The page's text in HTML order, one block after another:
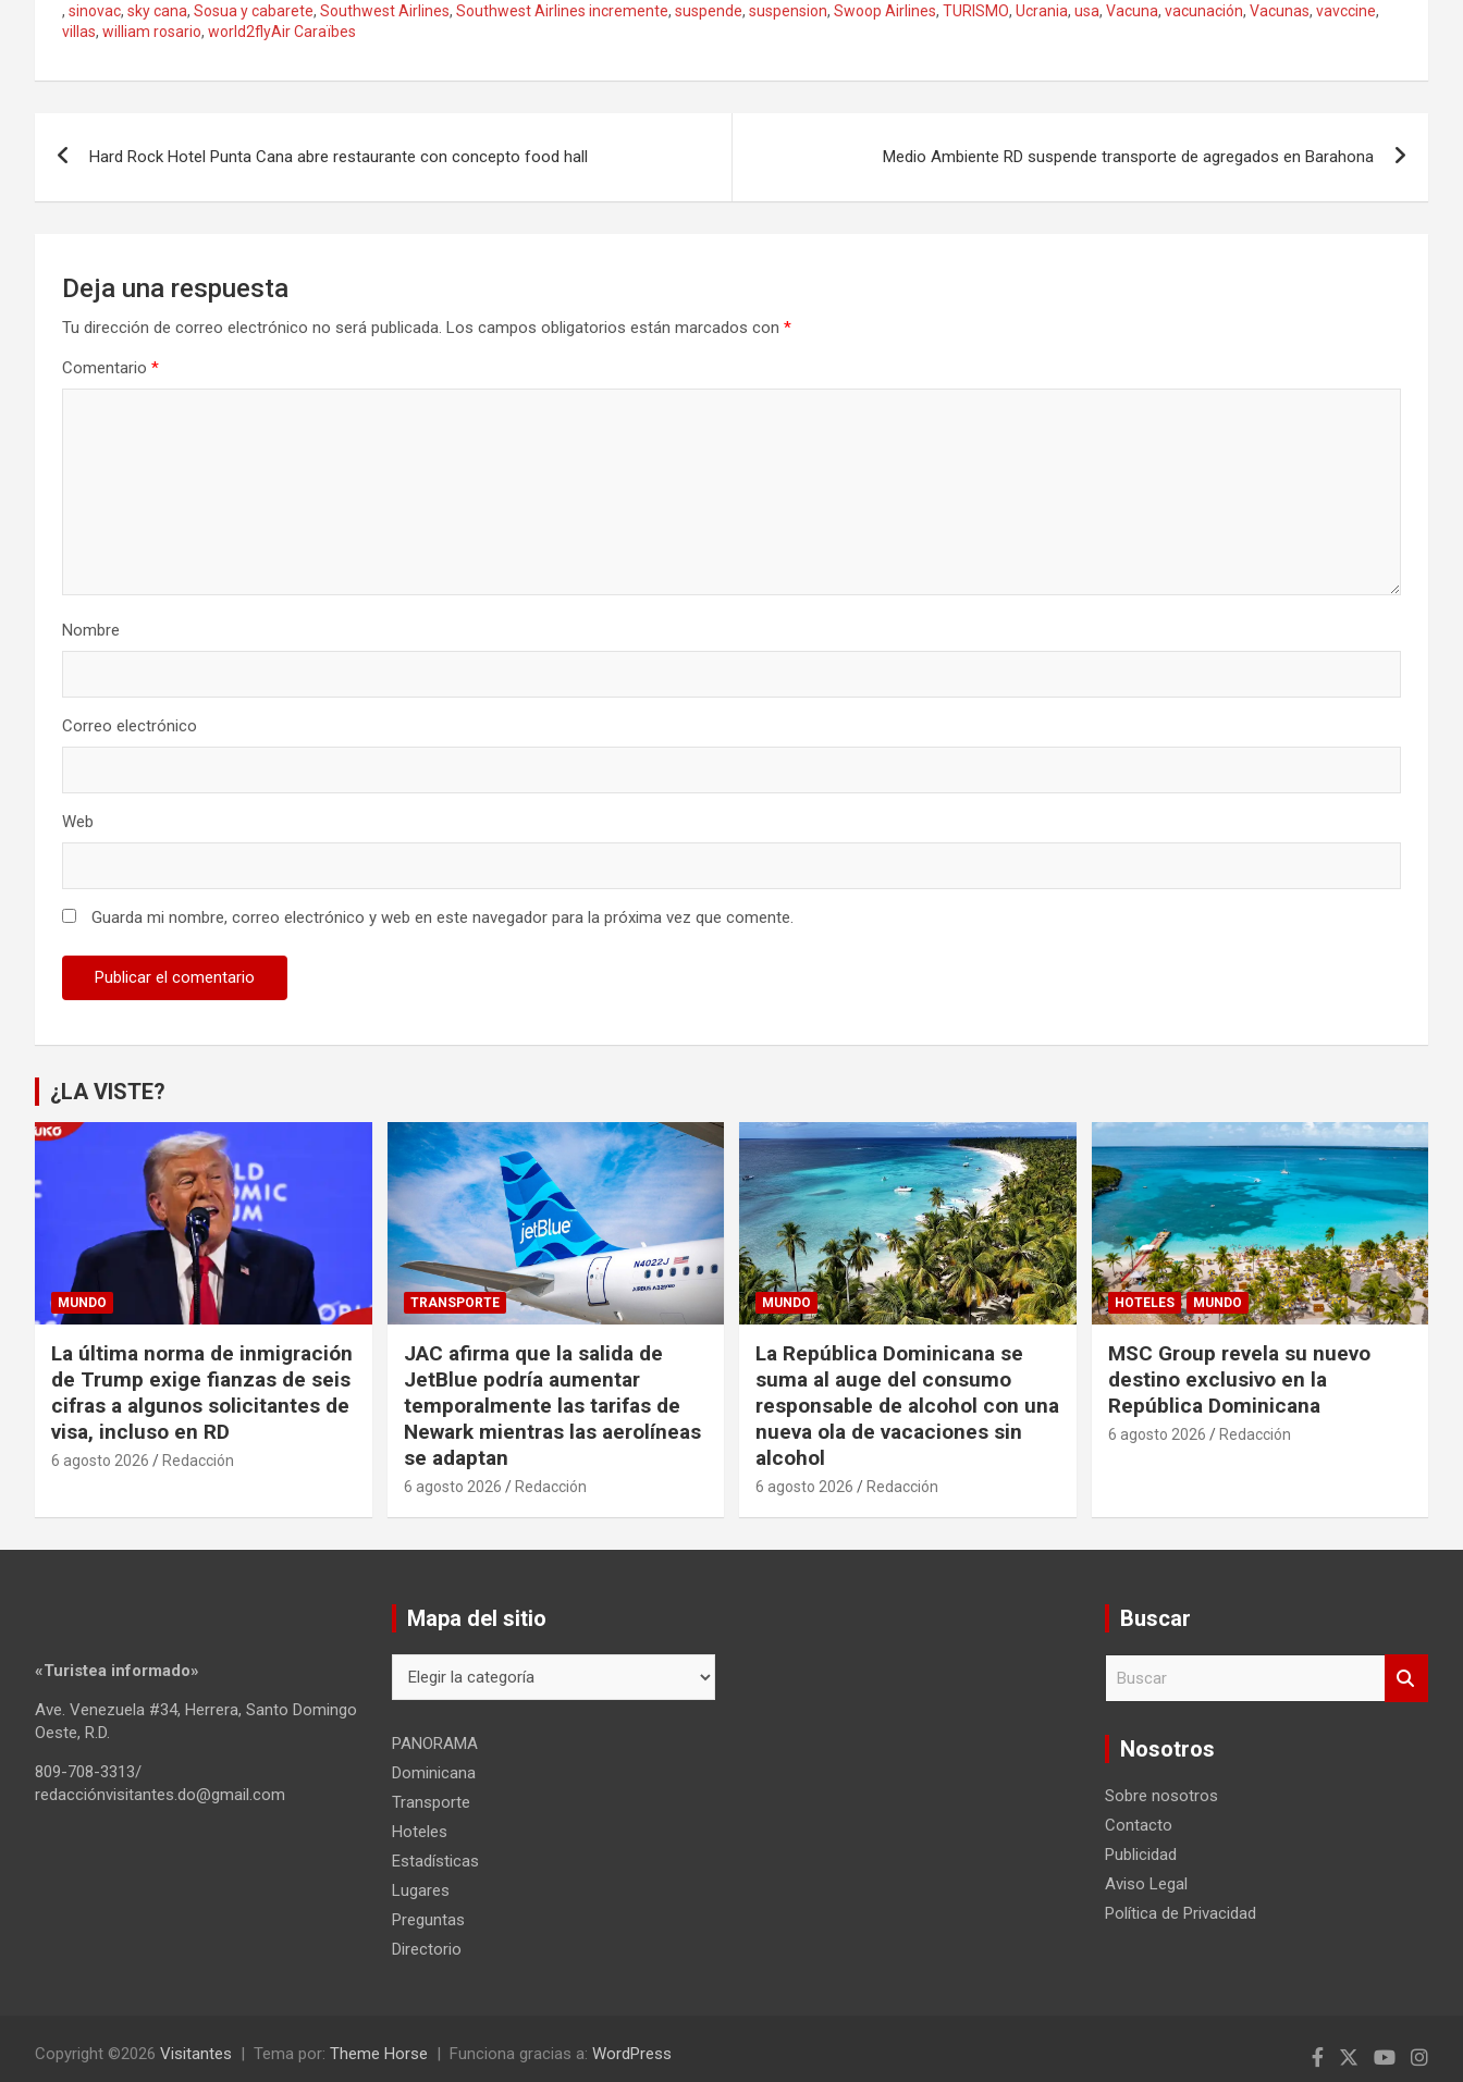
, sinovac, sky cana, Sosua y cabarete, Southwest Airlines, Southwest Airlines incremente, suspende, suspension, Swoop Airlines, TURISMO, Ucrania, usa, Vacuna, vacunación, Vacunas, vavccine,
villas, william rosario, world2flyAir Caraïbes
Hard Rock Hotel Punta Cana abre restaurante con concepto food hall Medio Ambiente RD suspende transporte de agregados en Barahona
Deja una respuesta
Tu dirección de correo electrónico no será publicada. Los campos obligatorios están marcados con *
Comentario *
Nombre
Correo electrónico
Web
Guarda mi nombre, correo electrónico y web en este navegador para la próxima vez que comente.
¿LA VISTE?
MUNDO
La última norma de inmigración
de Trump exige fianzas de seis
cifras a algunos solicitantes de
visa, incluso en RD
6 agosto 2026 Redacción
TRANSPORTE
JAC afirma que la salida de
JetBlue podría aumentar
temporalmente las tarifas de
Newark mientras las aerolíneas
se adaptan
6 agosto 2026 Redacción
MUNDO
La República Dominicana se
suma al auge del consumo
responsable de alcohol con una
nueva ola de vacaciones sin
alcohol
6 agosto 2026 Redacción
HOTELES MUNDO
MSC Group revela su nuevo
destino exclusivo en la
República Dominicana
6 agosto 2026 Redacción
«Turistea informado»
Ave. Venezuela #34, Herrera, Santo Domingo
Oeste, R.D.
809-708-3313/
redacciónvisitantes.do@gmail.com
Mapa del sitio
del
PANORAMA
Dominicana
Transporte
Hoteles
Estadísticas
Lugares
Preguntas
Directorio
Buscar
c
Nosotros
Sobre nosotros
Contacto
Publicidad
Aviso Legal
Política de Privacidad
Copyright ©2026 Visitantes Tema por: Theme Horse Funciona gracias a: WordPress